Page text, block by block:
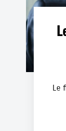
Le